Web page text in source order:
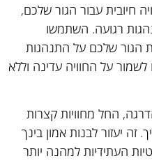
חיובית עבור הגור שלכם,
רגועה. השתמשו
הגור שלכם על התנהגות
על החוויה עדינה וללא
החל מחוויות קצרות
זה יעזור לבנות אמון בינך
העתידיות למהנה יותר